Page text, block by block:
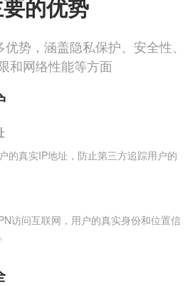
的优势
势，涵盖隐私保护、安全性、
和网络性能等方面
的真实IP地址，防止第三方追踪用户的
访问互联网，用户的真实身份和位置信